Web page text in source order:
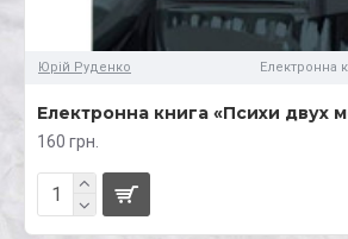
Юрій Руденко Електронна
Електронна книга «Психи двух
160 грн.